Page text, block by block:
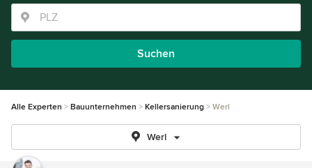
Suchen
Alle Experten Bauunternehmen Kellersanierung Werl
Werl